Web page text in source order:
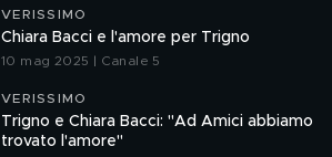
VERISSIMO
Chiara Bacci e l'amore per Trigno
10 mag 2025 | Canale 5
VERISSIMO
Trigno e Chiara Bacci: "Ad Amici abbiamo
trovato l'amore"